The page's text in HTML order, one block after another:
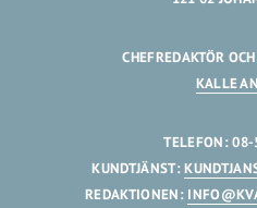
CHEFREDAKTÖR
KALLE
TELEFON:
KUNDTJÄNST:
REDAKTIONEN: